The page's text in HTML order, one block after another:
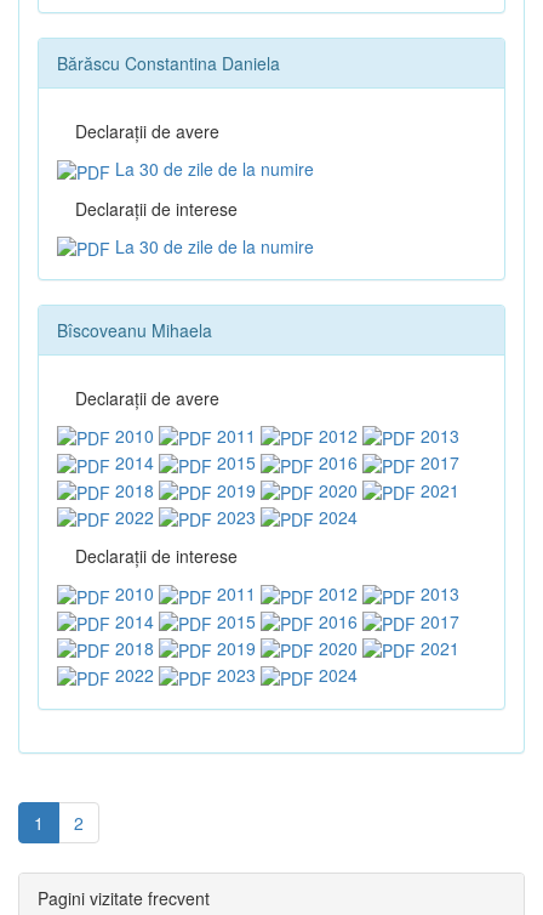
Bărăscu Constantina Daniela
Declaraţii de avere
La 30 de zile de la numire
Declaraţii de interese
La 30 de zile de la numire
Bîscoveanu Mihaela
Declaraţii de avere
2010
2011 2012
2013
2014
2015 2016
2017
2018
2019 2020
2021
2022
2023
2024
Declaraţii de interese
2010
2011 2012
2013
2014
2015 2016
2017
2018
2019 2020
2021
2022
2023 2024
1 2
Pagini vizitate frecvent